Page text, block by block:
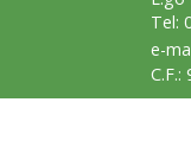
Tel:
e-
C.F.: